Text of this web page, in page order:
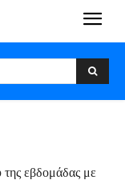
εβδομάδας με